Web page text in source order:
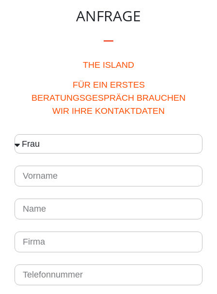
ANFRAGE
THE ISLAND
FÜR EIN ERSTES
BERATUNGSGESPRÄCH BRAUCHEN
WIR IHRE KONTAKTDATEN